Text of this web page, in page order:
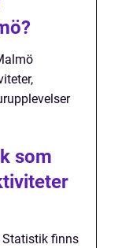
som
Statistik finns